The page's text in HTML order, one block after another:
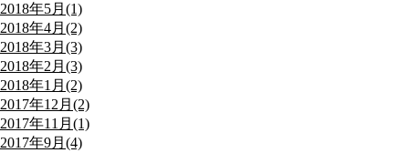
2018年5月(1)
2018年4月(2)
2018年3月(3)
2018年2月(3)
2018年1月(2)
2017年12月(2)
2017年11月(1)
2017年9月(4)